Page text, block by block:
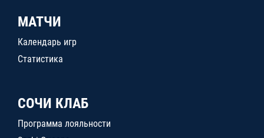
МАТЧИ
Календарь игр
Статистика
СОЧИ КЛАБ
Программа лояльности